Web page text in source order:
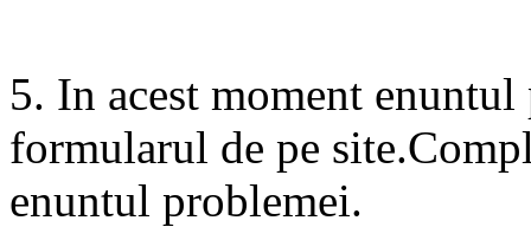
5. In acest moment
formularul de pe
enuntul problemei.